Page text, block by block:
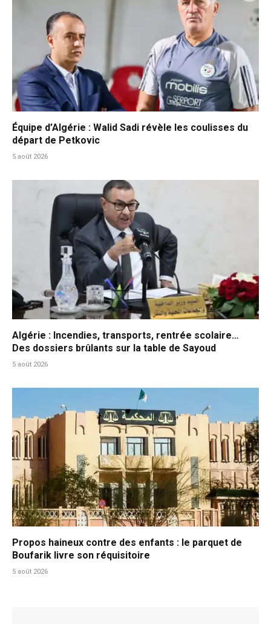
Équipe d’Algérie : Walid Sadi révèle les coulisses du
départ de Petkovic
5 août 2026
Algérie : Incendies, transports, rentrée scolaire…
Des dossiers brûlants sur la table de Sayoud
5 août 2026
Propos haineux contre des enfants : le parquet de
Boufarik livre son réquisitoire
5 août 2026